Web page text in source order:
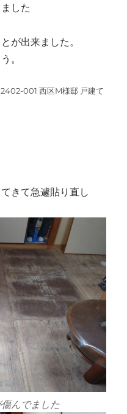
した
が出来ました。
。
カ
2402-001 西区M様邸 戸建て
きて急遽貼り直し
んでました